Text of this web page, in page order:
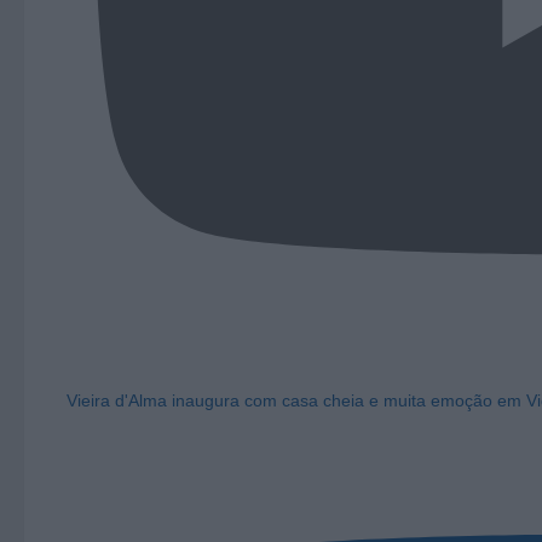
Vieira d'Alma inaugura com casa cheia e muita emoção em